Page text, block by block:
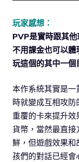
玩家感想：
PVP是實時跟其他
不用課金也可以體
玩這個的其中一
本作系統其實是一
時就變成互相攻
重覆的卡來提升
貨幣，當然最直
鮮，但遊戲效果和
孩們的對話已經